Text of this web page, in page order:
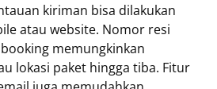
kiriman bisa dilakukan
atau website. Nomor resi
memungkinkan
lokasi paket hingga tiba. Fitur